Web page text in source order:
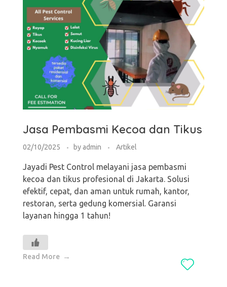
Jasa Pembasmi Kecoa dan Tikus
02/10/2025 byadmin Artikel
Jayadi Pest Control melayani jasa pembasmi
kecoa dan tikus profesional di Jakarta. Solusi
efektif, cepat, dan aman untuk rumah, kantor,
restoran, serta gedung komersial. Garansi
layanan hingga 1 tahun!
Read More